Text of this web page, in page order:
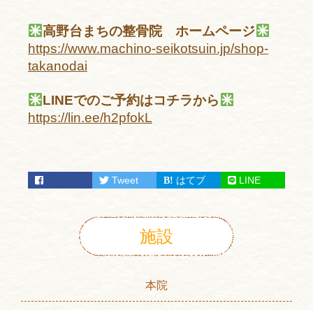
高野台まちの整骨院 ホームページ
https://www.machino-seikotsuin.jp/shop-
takanodai
LINEでのご予約はコチラから
https://lin.ee/h2pfokL
Tweet はてブ LINE
施設
本院